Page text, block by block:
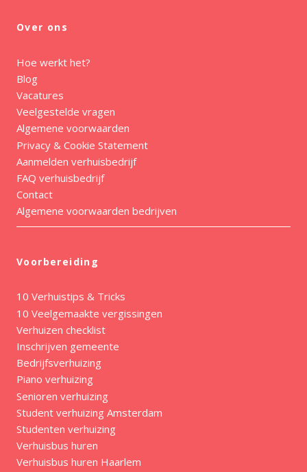
Over ons
Hoe werkt het?
Blog
Vacatures
Veelgestelde vragen
Algemene voorwaarden
Privacy & Cookie Statement
Aanmelden verhuisbedrijf
FAQ verhuisbedrijf
Contact
Algemene voorwaarden bedrijven
Voorbereiding
10 Verhuistips & Tricks
10 Veelgemaakte vergissingen
Verhuizen checklist
Inschrijven gemeente
Bedrijfsverhuizing
Piano verhuizing
Senioren verhuizing
Student verhuizing Amsterdam
Studenten verhuizing
Verhuisbus huren
Verhuisbus huren Haarlem